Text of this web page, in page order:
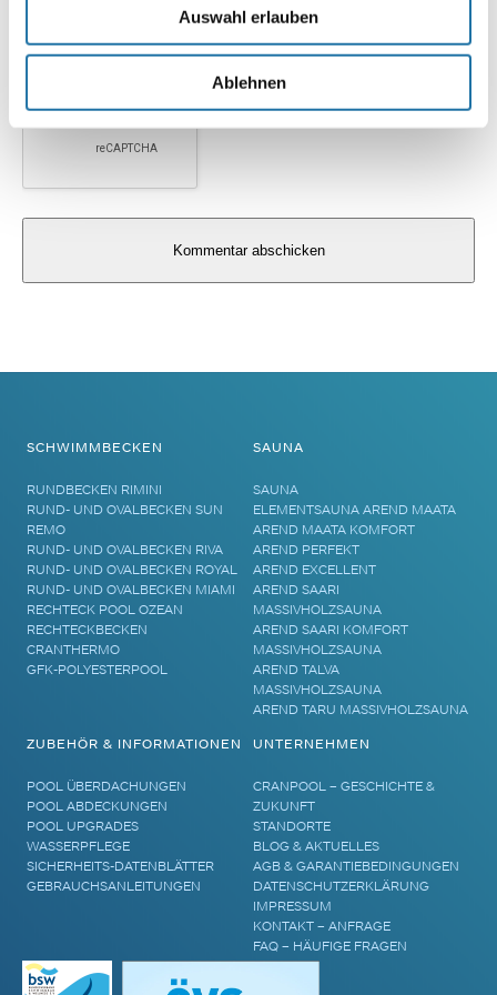
Auswahl erlauben
Ablehnen
SCHWIMMBECKEN
RUNDBECKEN RIMINI
RUND- UND OVALBECKEN SUN
REMO
RUND- UND OVALBECKEN RIVA
RUND- UND OVALBECKEN ROYAL
RUND- UND OVALBECKEN MIAMI
RECHTECK POOL OZEAN
RECHTECKBECKEN
CRANTHERMO
GFK-POLYESTERPOOL
SAUNA
SAUNA
ELEMENTSAUNA AREND MAATA
AREND MAATA KOMFORT
AREND PERFEKT
AREND EXCELLENT
AREND SAARI
MASSIVHOLZSAUNA
AREND SAARI KOMFORT
MASSIVHOLZSAUNA
AREND TALVA
MASSIVHOLZSAUNA
AREND TARU MASSIVHOLZSAUNA
ZUBEHÖR & INFORMATIONEN
POOL ÜBERDACHUNGEN
POOL ABDECKUNGEN
POOL UPGRADES
WASSERPFLEGE
SICHERHEITS-DATENBLÄTTER
GEBRAUCHSANLEITUNGEN
UNTERNEHMEN
CRANPOOL – GESCHICHTE &
ZUKUNFT
STANDORTE
BLOG & AKTUELLES
AGB & GARANTIEBEDINGUNGEN
DATENSCHUTZERKLÄRUNG
IMPRESSUM
KONTAKT – ANFRAGE
FAQ – HÄUFIGE FRAGEN